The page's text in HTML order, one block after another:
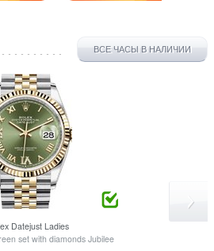
ВСЕ ЧАСЫ В НАЛИЧИИ
Datejust Ladies
set with diamonds Jubilee